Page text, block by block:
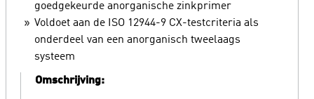
goedgekeurde anorganische zinkprimer
Voldoet aan de ISO 12944-9 CX-testcriteria als
onderdeel van een anorganisch tweelaags
systeem
Omschrijving: